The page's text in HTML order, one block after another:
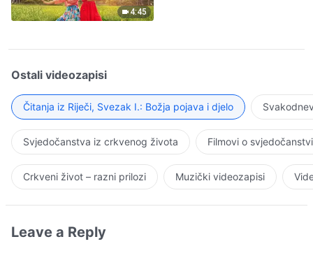
4:45
Ostali videozapisi
Čitanja iz Riječi, Svezak I.: Božja pojava i djelo
Svjedočanstva iz crkvenog života Filmovi o
Crkveni život – razni prilozi Muzički videozapisi
Leave a Reply